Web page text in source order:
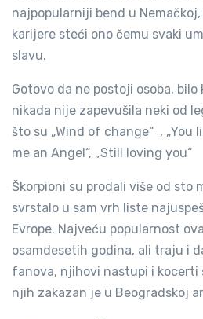
najpopularniji bend u
karijere steći ono čemu svaki
slavu.
Gotovo da ne postoji osoba,
nikada nije zapevušila neki od
što su „Wind of change“ , „You
me an Angel“, „Still loving you“
Škorpioni su prodali više od sto
svrstalo u sam vrh liste
Evrope. Najveću popularnost
osamdesetih godina, ali traju i
fanova, njihovi nastupi i kocerti
njih zakazan je u Beogradskoj